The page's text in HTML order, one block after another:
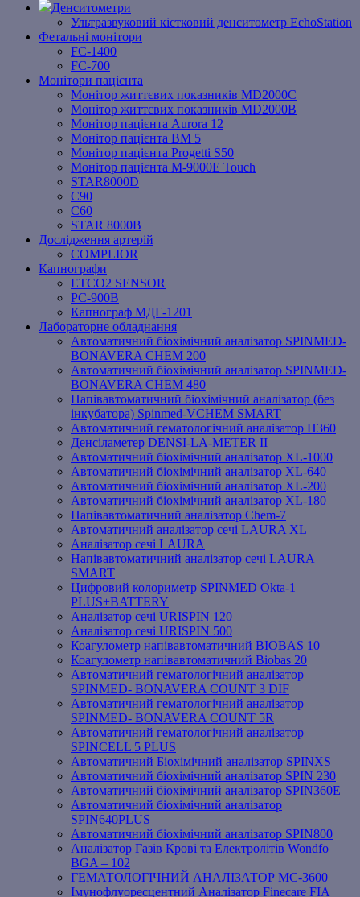
Денситометри
Ультразвуковий кістковий денситометр EchoStation
Фетальні монітори
FC-1400
FC-700
Монітори пацієнта
Монітор життєвих показників MD2000С
Монітор життєвих показників MD2000В
Mонітоp пацієнта Aurora 12
Монітор пацієнта BM 5
Монітор пацієнта Progetti S50
Монітор пацієнта M-9000E Touch
STAR8000D
C90
C60
STAR 8000B
Дослідження артерій
COMPLIOR
Капнографи
ETCO2 SENSOR
PC‐900B
Капнограф МДГ-1201
Лабораторне обладнання
Автоматичний біохімічний аналізатор SPINMED-
BONAVERA CHEM 200
Автоматичний біохімічний аналізатор SPINMED-
BONAVERA CHEM 480
Напівавтоматичний біохімічний аналізатор (без
інкубатора) Spinmed-VCHEM SMART
Автоматичний гематологічний аналізатор Н360
Денсіламетер DENSI-LA-METER ІІ
Автоматичний біохімічний аналізатор XL-1000
Автоматичний біохімічний аналізатор XL-640
Автоматичний біохімічний аналізатор XL-200
Автоматичний біохімічний аналізатор XL-180
Напівавтоматичний аналізатор Chem-7
Автоматичний аналізатор сечі LAURA XL
Аналізатор сечі LAURA
Напівавтоматичний аналізатор сечі LAURA
SMART
Цифровий колориметр SPINMED Okta-1
PLUS+BATTERY
Аналізатор сечі URISPIN 120
Аналізатор сечі URISPIN 500
Коагулометр напівавтоматичний BIOBAS 10
Коагулометр напівавтоматичний Biobas 20
Автоматичний гематологічний аналізатор
SPINMED- BONAVERA COUNT 3 DIF
Автоматичний гематологічний аналізатор
SPINMED- BONAVERA COUNT 5R
Автоматичний гематологічний аналізатор
SPINCELL 5 PLUS
Автоматичний Біохімічний аналізатор SPINXS
Автоматичний біохімічний аналізатор SPIN 230
Автоматичний біохімічний аналізатор SPIN360E
Автоматичний біохімічний аналізатор
SPIN640PLUS
Автоматичний біохімічний аналізатор SPIN800
Аналізатор Газів Крові та Електролітів Wondfo
BGA – 102
ГЕМАТОЛОГІЧНИЙ АНАЛІЗАТОР MC-3600
Імунофлуоресцентний Аналізатор Finecare FIA